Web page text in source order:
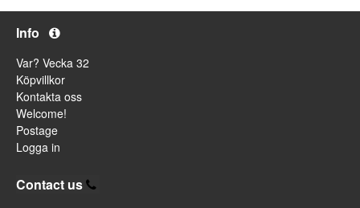
Info
Var? Vecka 32
Köpvillkor
Kontakta oss
Welcome!
Postage
Logga in
Contact us